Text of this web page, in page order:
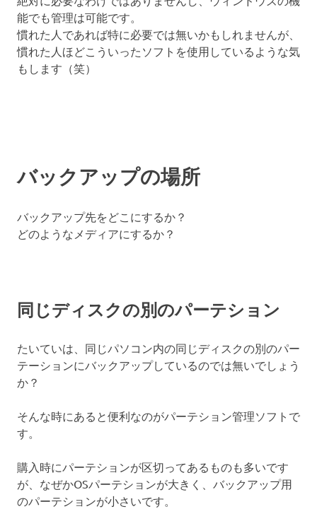
能でも管理は可能です。
慣れた人であれば特に必要では無いかもしれませんが、
慣れた人ほどこういったソフトを使用しているような気
もします（笑）
バックアップの場所
バックアップ先をどこにするか？
どのようなメディアにするか？
同じディスクの別のパーテション
たいていは、同じパソコン内の同じディスクの別のパー
テーションにバックアップしているのでは無いでしょう
か？
そんな時にあると便利なのがパーテション管理ソフトで
す。
購入時にパーテションが区切ってあるものも多いです
が、なぜかOSパーテションが大きく、バックアップ用
のパーテションが小さいです。